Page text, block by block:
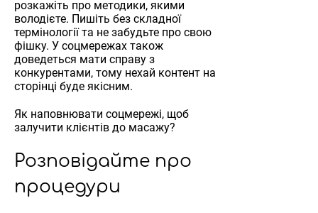
розкажіть про методики, якими
володієте. Пишіть без складної
термінології та не забудьте про свою
фішку. У соцмережах також
доведеться мати справу з
конкурентами, тому нехай контент на
сторінці буде якісним.
Як наповнювати соцмережі, щоб
залучити клієнтів до масажу?
Розповідайте про
процедури